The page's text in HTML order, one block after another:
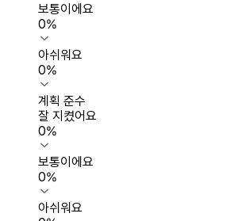
보통이에요
0%
아쉬워요
0%
계획 준수
잘 지켰어요
0%
보통이에요
0%
아쉬워요